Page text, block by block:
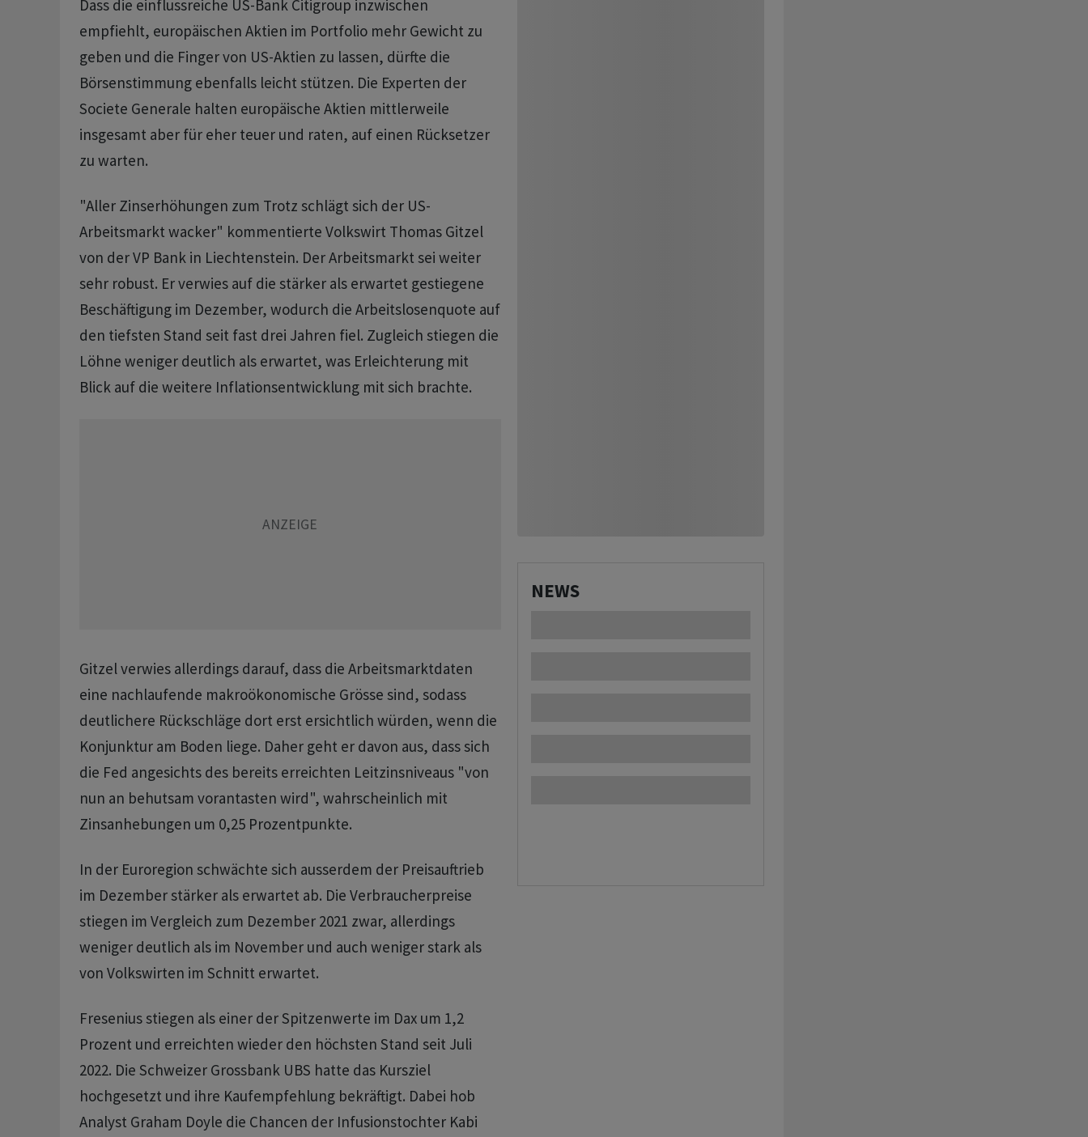
Dass die einflussreiche US-Bank Citigroup inzwischen
empfiehlt, europäischen Aktien im Portfolio mehr Gewicht zu
geben und die Finger von US-Aktien zu lassen, dürfte die
Börsenstimmung ebenfalls leicht stützen. Die Experten der
Societe Generale halten europäische Aktien mittlerweile
insgesamt aber für eher teuer und raten, auf einen Rücksetzer
zu warten.
"Aller Zinserhöhungen zum Trotz schlägt sich der US-
Arbeitsmarkt wacker" kommentierte Volkswirt Thomas Gitzel
von der VP Bank in Liechtenstein. Der Arbeitsmarkt sei weiter
sehr robust. Er verwies auf die stärker als erwartet gestiegene
Beschäftigung im Dezember, wodurch die Arbeitslosenquote auf
den tiefsten Stand seit fast drei Jahren fiel. Zugleich stiegen die
Löhne weniger deutlich als erwartet, was Erleichterung mit
Blick auf die weitere Inflationsentwicklung mit sich brachte.
Gitzel verwies allerdings darauf, dass die Arbeitsmarktdaten
eine nachlaufende makroökonomische Grösse sind, sodass
deutlichere Rückschläge dort erst ersichtlich würden, wenn die
Konjunktur am Boden liege. Daher geht er davon aus, dass sich
die Fed angesichts des bereits erreichten Leitzinsniveaus "von
nun an behutsam vorantasten wird", wahrscheinlich mit
Zinsanhebungen um 0,25 Prozentpunkte.
In der Euroregion schwächte sich ausserdem der Preisauftrieb
im Dezember stärker als erwartet ab. Die Verbraucherpreise
stiegen im Vergleich zum Dezember 2021 zwar, allerdings
weniger deutlich als im November und auch weniger stark als
von Volkswirten im Schnitt erwartet.
Fresenius stiegen als einer der Spitzenwerte im Dax um 1,2
Prozent und erreichten wieder den höchsten Stand seit Juli
2022. Die Schweizer Grossbank UBS hatte das Kursziel
hochgesetzt und ihre Kaufempfehlung bekräftigt. Dabei hob
Analyst Graham Doyle die Chancen der Infusionstochter Kabi
NEWS